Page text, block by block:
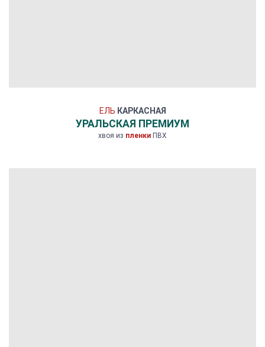
ЕЛЬ КАРКАСНАЯ
УРАЛЬСКАЯ ПРЕМИУМ
хвоя из пленки ПВХ